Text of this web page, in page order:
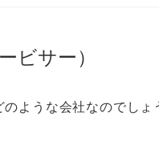
ビサー）
ような会社なのでしょ